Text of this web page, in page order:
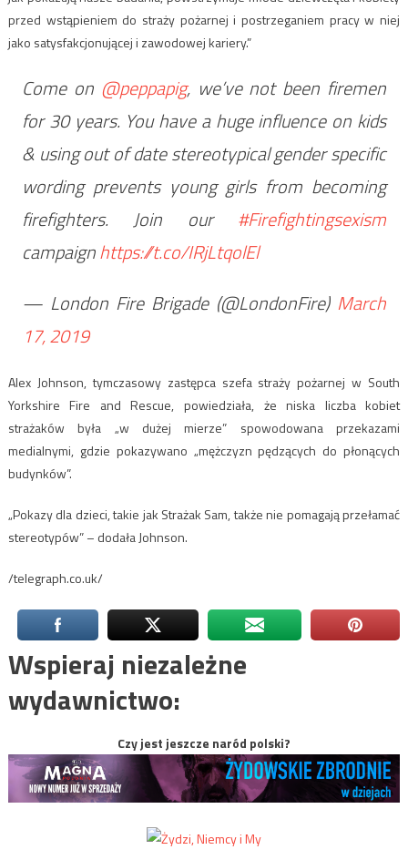
przed wstąpieniem do straży pożarnej i postrzeganiem pracy w niej
jako satysfakcjonującej i zawodowej kariery.”
Come on @peppapig, we’ve not been firemen
for 30 years. You have a huge influence on kids
& using out of date stereotypical gender specific
wording prevents young girls from becoming
firefighters. Join our #Firefightingsexism
campaignhttps://t.co/IRjLtqolEl
— London Fire Brigade (@LondonFire) March
17, 2019
Alex Johnson, tymczasowy zastępca szefa straży pożarnej w South
Yorkshire Fire and Rescue, powiedziała, że niska liczba kobiet
strażaków była „w dużej mierze” spowodowana przekazami
medialnymi, gdzie pokazywano „mężczyzn pędzących do płonących
budynków”.
„Pokazy dla dzieci, takie jak Strażak Sam, także nie pomagają przełamać
stereotypów” – dodała Johnson.
/telegraph.co.uk/
Wspieraj niezależne
wydawnictwo:
Czy jest jeszcze naród polski?